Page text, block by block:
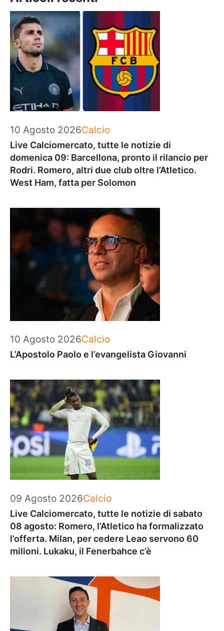
10 Agosto 2026Categorie
Calcio
Live Calciomercato, tutte le notizie di
domenica 09: Barcellona, pronto il rilancio per
Rodri. Romero, altri due club oltre l’Atletico.
West Ham, fatta per Solomon
10 Agosto 2026Categorie
Calcio
L’Apostolo Paolo e l’evangelista Giovanni
09 Agosto 2026Categorie
Calcio
Live Calciomercato, tutte le notizie di sabato
08 agosto: Romero, l’Atletico ha formalizzato
l’offerta. Milan, per cedere Leao servono 60
milioni. Lukaku, il Fenerbahce c’è